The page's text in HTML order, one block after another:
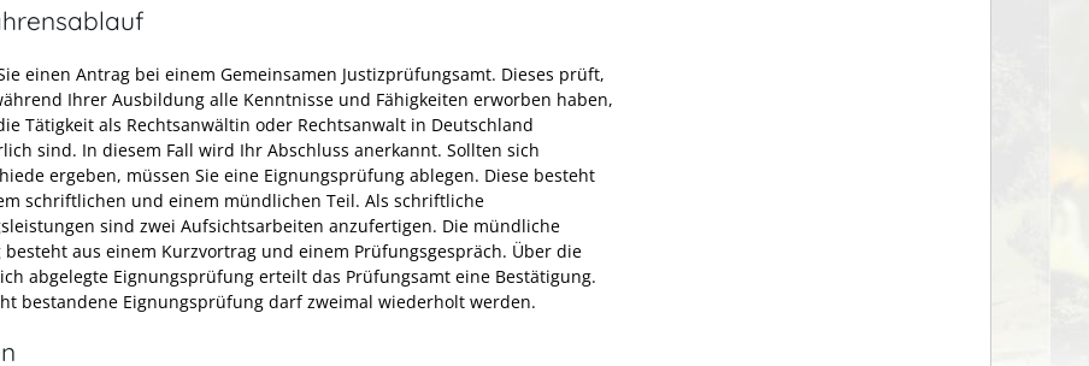
einen Antrag bei einem Gemeinsamen Justizprüfungsamt. Dieses prüft,
Ihrer Ausbildung alle Kenntnisse und Fähigkeiten erworben haben,
Tätigkeit als Rechtsanwältin oder Rechtsanwalt in Deutschland
sind. In diesem Fall wird Ihr Abschluss anerkannt. Sollten sich
ergeben, müssen Sie eine Eignungsprüfung ablegen. Diese besteht
schriftlichen und einem mündlichen Teil. Als schriftliche
sind zwei Aufsichtsarbeiten anzufertigen. Die mündliche
besteht aus einem Kurzvortrag und einem Prüfungsgespräch. Über die
abgelegte Eignungsprüfung erteilt das Prüfungsamt eine Bestätigung.
bestandene Eignungsprüfung darf zweimal wiederholt werden.